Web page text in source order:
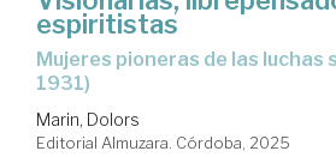
espiritistas
mujeres pioneras de las luchas sociales (1830-
1931)
Marin, Dolors
Editorial Almuzara. Córdoba, 2025